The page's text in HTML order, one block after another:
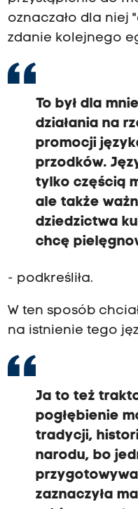
oznaczało dla niej
zdanie kolejnego
To był dla
działania na
promocji
przodków.
tylko częścią
ale także
dziedzictwa
chcę
- podkreśliła.
W ten sposób
na istnienie tego
Ja to też
pogłębienie
tradycji,
narodu, bo
zaznaczyła